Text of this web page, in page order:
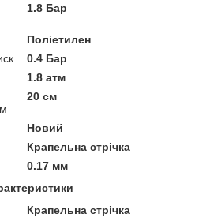
1.8 Бар
Поліетилен
0.4 Бар
1.8 атм
20 см
Новий
Крапельна стрічка
0.17 мм
Крапельна стрічка